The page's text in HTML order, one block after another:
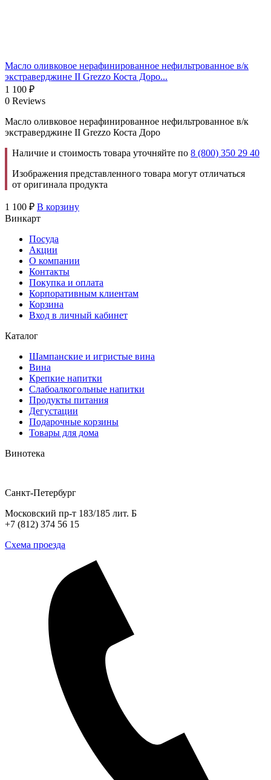
Масло оливковое нерафинированное нефильтрованное в/к
экстраверджине II Grezzo Коста Доро...
1 100 ₽
0 Reviews
Масло оливковое нерафинированное нефильтрованное в/к
экстраверджине II Grezzo Коста Доро
Наличие и стоимость товара уточняйте по 8 (800) 350 29 40
Изображения представленного товара могут отличаться
от оригинала продукта
1 100 ₽ В корзину
Винкарт
Посуда
Акции
О компании
Контакты
Покупка и оплата
Корпоративным клиентам
Корзина
Вход в личный кабинет
Каталог
Шампанские и игристые вина
Вина
Крепкие напитки
Слабоалкогольные напитки
Продукты питания
Дегустации
Подарочные корзины
Товары для дома
Винотека
Санкт-Петербург
Московский пр-т 183/185 лит. Б
+7 (812) 374 56 15
Схема проезда